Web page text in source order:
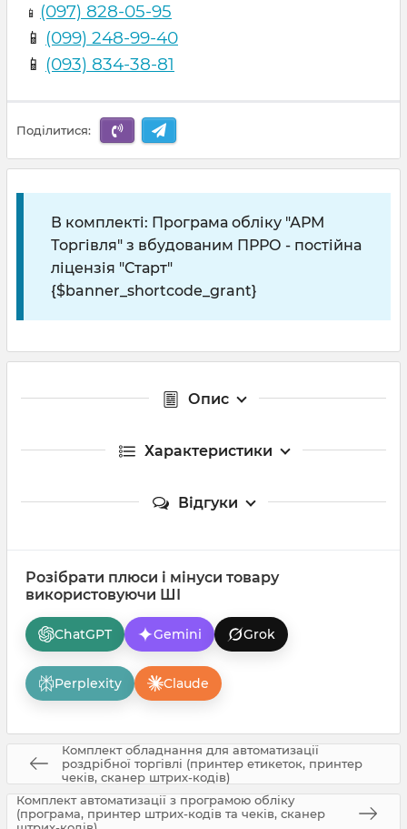
📱 (097) 828-05-95
📱 (099) 248-99-40
📱 (093) 834-38-81
Поділитися:
В комплекті: Програма обліку "АРМ
Торгівля" з вбудованим ПРРО - постійна
ліцензія "Старт"
{$banner_shortcode_grant}
Опис
Характеристики
Відгуки
Розібрати плюси і мінуси товару
використовуючи ШІ
ChatGPT Gemini Grok
Perplexity Claude
Комплект обладнання для автоматизації
роздрібної торгівлі (принтер етикеток, принтер
чеків, сканер штрих-кодів)
Комплект автоматизації з програмою обліку
(програма, принтер штрих-кодів та чеків, сканер